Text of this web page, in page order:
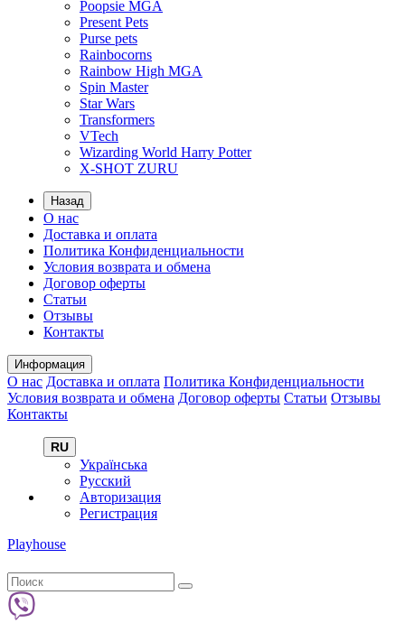
Poopsie MGA
Present Pets
Purse pets
Rainbocorns
Rainbow High MGA
Spin Master
Star Wars
Transformers
VTech
Wizarding World Harry Potter
X-SHOT ZURU
Назад
О нас
Доставка и оплата
Политика Конфиденциальности
Условия возврата и обмена
Договор оферты
Статьи
Отзывы
Контакты
Информация
О нас Доставка и оплата Политика Конфиденциальности
Условия возврата и обмена Договор оферты Статьи Отзывы
Контакты
RU
Українська
Русский
Авторизация
Регистрация
Playhouse